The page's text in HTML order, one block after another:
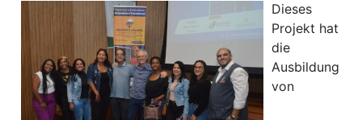
Dieses
Projekt hat
die
Ausbildung
von